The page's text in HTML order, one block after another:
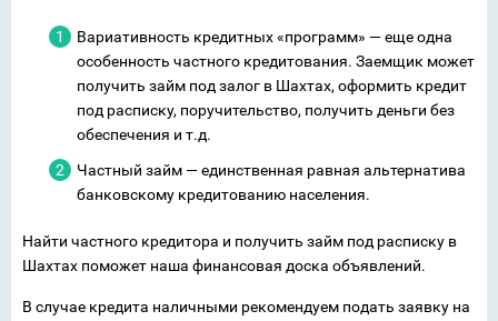
Вариативность кредитных «программ» — еще одна
особенность частного кредитования. Заемщик может
получить займ под залог в Шахтах, оформить кредит
под расписку, поручительство, получить деньги без
обеспечения и т.д.
Частный займ — единственная равная альтернатива
банковскому кредитованию населения.
Найти частного кредитора и получить займ под расписку в
Шахтах поможет наша финансовая доска объявлений.
В случае кредита наличными рекомендуем подать заявку на